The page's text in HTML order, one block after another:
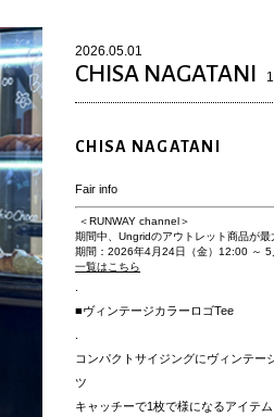
2026.05.01
CHISA NAGATANI
CHISA NAGATANI
Fair info
＜RUNWAY channel＞
期間中、Ungridのアウトレット商品が最
期間：2026年4月24日（金）12:00 ～
一覧はこちら
■ヴィンテージカラーロゴTee
コンパクトサイジングにヴィンテー
ツ
キャッチーで1枚で様になるアイテム